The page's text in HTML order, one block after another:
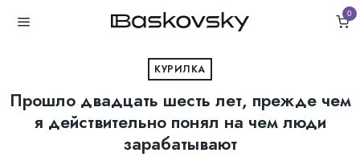
0
КУРИЛКА
Прошло двадцать шесть лет, прежде чем
я действительно понял на чем люди
зарабатывают